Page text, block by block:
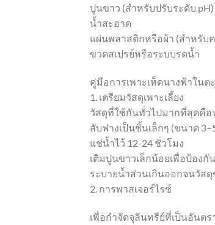
ปูนขาว (สำหรับปรับระดับ pH)
น้ำสะอาด
แผ่นพลาสติกหรือผ้า (สำหรับ
ขวดสเปรย์หรือระบบรดน้ำ
คู่มือการเพาะเห็ดนางฟ้าใน
1. เตรียมวัสดุเพาะเลี้ยง
วัสดุที่ใช้กันทั่วไปมากที่สุดคือ
สับฟางเป็นชิ้นเล็กๆ (ขนาด
แช่น้ำไว้ 12-24 ชั่วโมง
เติมปูนขาวเล็กน้อยเพื่อป้องกั
ระบายน้ำส่วนเกินออกจนวัส
2. การพาสเจอร์ไรซ์
เพื่อกำจัดจุลินทรีย์ที่เป็นอันตร